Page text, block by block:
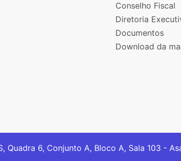
Conselho Fiscal
Diretoria
Documentos
Download da
Quadra 6, Conjunto A, Bloco A, Sala 103 -